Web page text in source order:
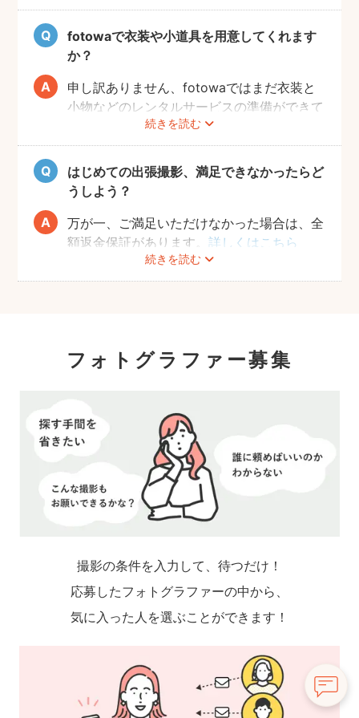
をお楽しみいただけます。
fotowaで衣装や小道具を用意してくれます
か？
続きを読む
申し訳ありません、fotowaではまだ衣装と
小物などのレンタルサービスの準備ができて
おりませんので、お客様ご自身にご用意をお
願いしております。
はじめての出張撮影、満足できなかったらど
うしよう？
続きを読む
万が一、ご満足いただけなかった場合は、全
額返金保証があります。詳しくはこちら
フォトグラファー募集
撮影の条件を入力して、待つだけ！
応募したフォトグラファーの中から、
気に入った人を選ぶことができます！